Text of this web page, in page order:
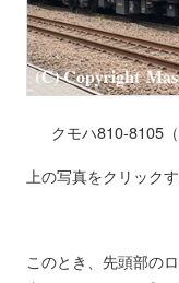
クモハ810-
上の写真をクリック
このとき、先頭部の